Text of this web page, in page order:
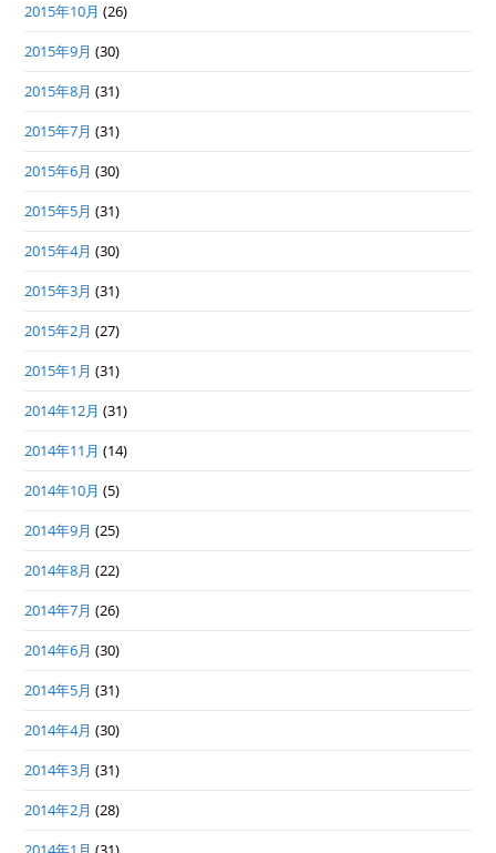
2015年10月 (26)
2015年9月 (30)
2015年8月 (31)
2015年7月 (31)
2015年6月 (30)
2015年5月 (31)
2015年4月 (30)
2015年3月 (31)
2015年2月 (27)
2015年1月 (31)
2014年12月 (31)
2014年11月 (14)
2014年10月 (5)
2014年9月 (25)
2014年8月 (22)
2014年7月 (26)
2014年6月 (30)
2014年5月 (31)
2014年4月 (30)
2014年3月 (31)
2014年2月 (28)